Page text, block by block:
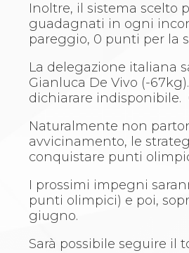
Judo
La
Attività
Gare e
Albi
Arbitri
Lotta
La
News
Gare e
Attività
Albi
La
Inoltre, il sistema scelto
guadagnati in ogni
pareggio, 0 punti per la
La delegazione italiana
Gianluca De Vivo (-
dichiarare indisponibile.
Naturalmente non
avvicinamento, le
conquistare punti
I prossimi impegni
punti olimpici) e poi,
giugno.
Sarà possibile seguire il